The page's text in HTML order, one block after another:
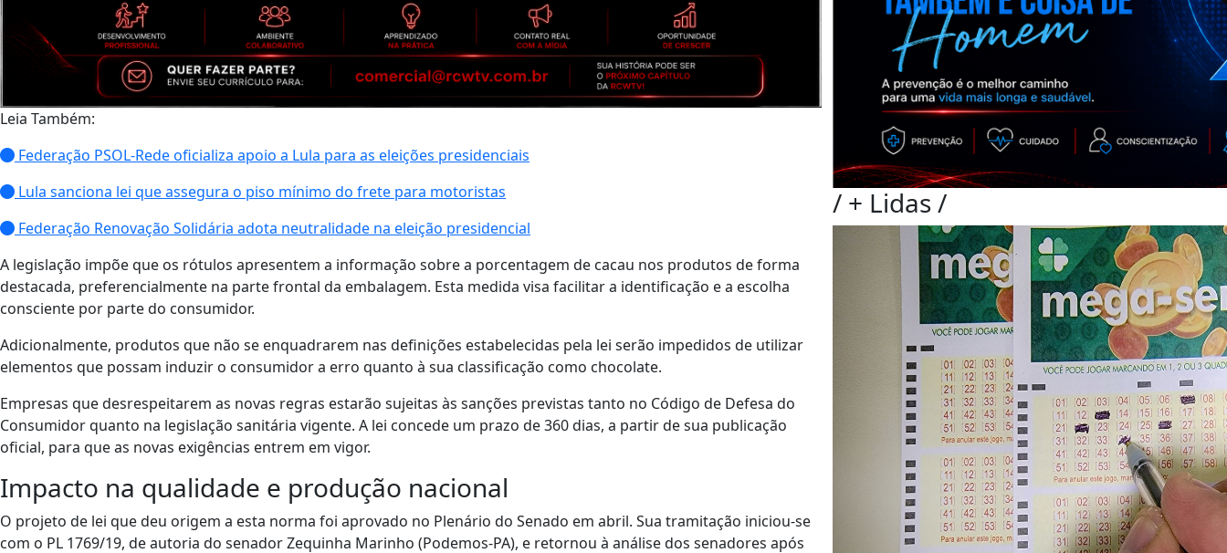
Leia Também:
Federação PSOL-Rede oficializa apoio a Lula para as eleições presidenciais
Lula sanciona lei que assegura o piso mínimo do frete para motoristas
Federação Renovação Solidária adota neutralidade na eleição presidencial
A legislação impõe que os rótulos apresentem a informação sobre a porcentagem de cacau nos produtos de forma
destacada, preferencialmente na parte frontal da embalagem. Esta medida visa facilitar a identificação e a escolha
consciente por parte do consumidor.
Adicionalmente, produtos que não se enquadrarem nas definições estabelecidas pela lei serão impedidos de utilizar
elementos que possam induzir o consumidor a erro quanto à sua classificação como chocolate.
Empresas que desrespeitarem as novas regras estarão sujeitas às sanções previstas tanto no Código de Defesa do
Consumidor quanto na legislação sanitária vigente. A lei concede um prazo de 360 dias, a partir de sua publicação
oficial, para que as novas exigências entrem em vigor.
Impacto na qualidade e produção nacional
O projeto de lei que deu origem a esta norma foi aprovado no Plenário do Senado em abril. Sua tramitação iniciou-se
com o PL 1769/19, de autoria do senador Zequinha Marinho (Podemos-PA), e retornou à análise dos senadores após
/ + Lidas/